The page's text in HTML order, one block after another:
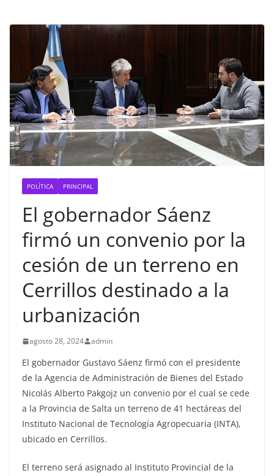
POLÍTICA PRINCIPAL
El gobernador Sáenz
firmó un convenio por la
cesión de un terreno en
Cerrillos destinado a la
urbanización
agosto 28, 2024 admin
El gobernador Gustavo Sáenz firmó con el presidente
de la Agencia de Administración de Bienes del Estado
Nicolás Alberto Pakgojz un convenio por el cual se cede
a la Provincia de Salta un terreno de 41 hectáreas del
Instituto Nacional de Tecnología Agropecuaria (INTA),
ubicado en Cerrillos.
El terreno será asignado al Instituto Provincial de la